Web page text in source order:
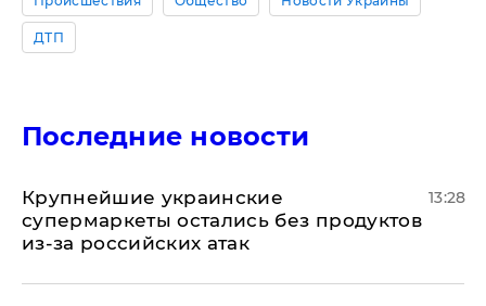
ДТП
Последние новости
Крупнейшие украинские
супермаркеты остались без продуктов
из-за российских атак
13:28